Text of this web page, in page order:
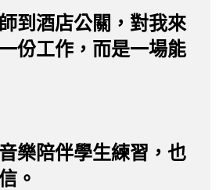
到酒店公關，對我來
份工作，而是一場能
樂陪伴學生練習，也
。